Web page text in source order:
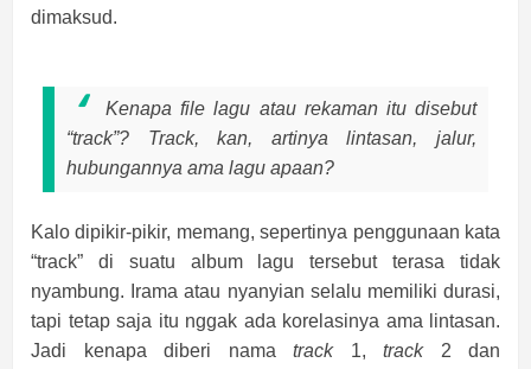
dimaksud.
Kenapafile lagu atau rekaman itu disebut
“track”? Track, kan, artinya lintasan, jalur,
hubungannya ama lagu apaan?
Kalo dipikir-pikir, memang, sepertinya penggunaan kata
“track” di suatu album lagu tersebut terasa tidak
nyambung. Irama atau nyanyian selalu memiliki durasi,
tapi tetap saja itu nggak ada korelasinya ama lintasan.
Jadi kenapa diberi nama track 1, track 2 dan